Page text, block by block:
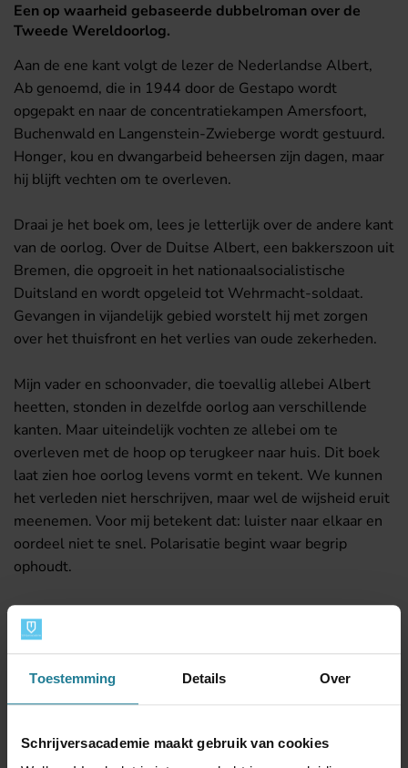
Toestemming Details Over
Schrijversacademie maakt gebruik van cookies
Een op waarheid gebaseerde dubbelroman over de
Tweede Wereldoorlog.
Aan de ene kant volgt de lezer de Nederlandse Albert,
Ab genoemd, die in 1944 door de Gestapo wordt
opgepakt en naar de concentratiekampen Amersfoort,
Buchenwald en Langenstein-Zwieberge wordt gestuurd.
Honger, kou en dwangarbeid beheersen zijn dagen, maar
hij blijft vechten om te overleven.
Draai je het boek om, lees je letterlijk over de andere kant
van de oorlog. Over de Duitse Albert, een bakkerszoon uit
Bremen, die opgroeit in het nationaalsocialistische
Duitsland en wordt opgeleid tot Wehrmacht-soldaat.
Gevangen in vijandelijk gebied worstelt hij met zorgen
over het thuisfront en het verlies van oude zekerheden.
Mijn vader en schoonvader, die toevallig allebei Albert
heetten, stonden in dezelfde oorlog aan verschillende
kanten. Maar uiteindelijk vochten ze allebei om te
overleven met de hoop op terugkeer naar huis. Dit boek
laat zien hoe oorlog levens vormt en tekent. We kunnen
het verleden niet herschrijven, maar wel de wijsheid eruit
meenemen. Voor mij betekent dat: luister naar elkaar en
oordeel niet te snel. Polarisatie begint waar begrip
ophoudt.
Over de auteur
In 2002 ben ik met mijn vader teruggegaan naar de
kampen in Duitsland waar hij gevangengezeten heeft.
eenvoudig boekje voor de familie.